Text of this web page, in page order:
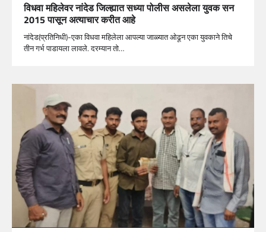
विधवा महिलेवर नांदेड जिल्ह्यात सध्या पोलीस असलेला युवक सन
2015 पासून अत्याचार करीत आहे
नांदेड(प्रतिनिधी)-एका विधवा महिलेला आपल्या जाळ्यात ओढून एका युवकाने तिचे
तीन गर्भ पाडायला लावले. दरम्यान तो…